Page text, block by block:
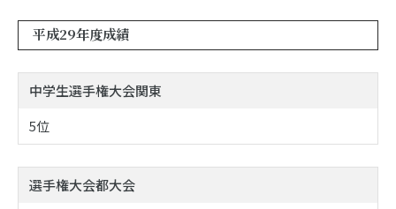
平成29年度成績
中学生選手権大会関東
5位
選手権大会都大会